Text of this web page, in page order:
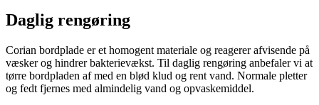
Daglig rengøring
Corian bordplade er et homogent materiale og reagerer afvisende på
væsker og hindrer bakterievækst. Til daglig rengøring anbefaler vi at
tørre bordpladen af med en blød klud og rent vand. Normale pletter
og fedt fjernes med almindelig vand og opvaskemiddel.